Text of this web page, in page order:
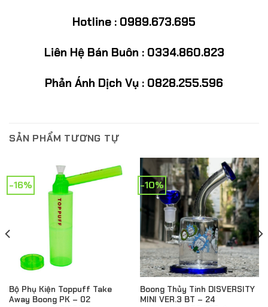
Hotline : 0989.673.695
Liên Hệ Bán Buôn : 0334.860.823
Phản Ánh Dịch Vụ : 0828.255.596
SẢN PHẨM TƯƠNG TỰ
-16%
Bộ Phụ Kiện Toppuff Take
Away Boong PK – 02
-10%
Boong Thủy Tinh DISVERSITY
MINI VER.3 BT – 24